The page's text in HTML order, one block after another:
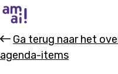
Ga terug naar het
agenda-items